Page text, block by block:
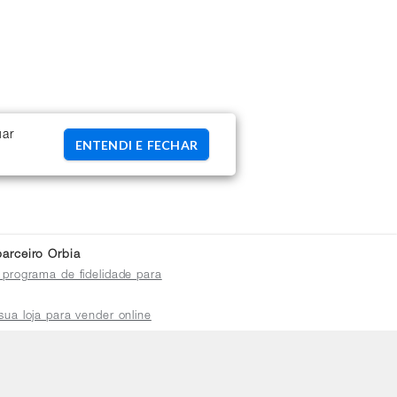
ENTENDI E FECHAR
Orbia
programa de fidelidade para
loja para vender online